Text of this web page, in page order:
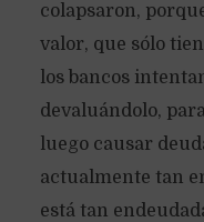
colapsaron,
valor, que sólo
los bancos
devaluándolo,
luego causar
actualmente tan
está tan